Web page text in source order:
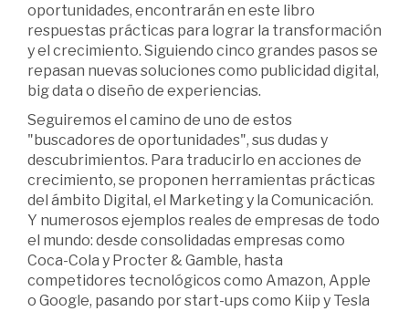
oportunidades, encontrarán en este libro
respuestas prácticas para lograr la transformación
y el crecimiento. Siguiendo cinco grandes pasos se
repasan nuevas soluciones como publicidad digital,
big data o diseño de experiencias.
Seguiremos el camino de uno de estos
"buscadores de oportunidades", sus dudas y
descubrimientos. Para traducirlo en acciones de
crecimiento, se proponen herramientas prácticas
del ámbito Digital, el Marketing y la Comunicación.
Y numerosos ejemplos reales de empresas de todo
el mundo: desde consolidadas empresas como
Coca-Cola y Procter & Gamble, hasta
competidores tecnológicos como Amazon, Apple
o Google, pasando por start-ups como Kiip y Tesla